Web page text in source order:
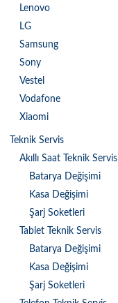
Lenovo
LG
Samsung
Sony
Vestel
Vodafone
Xiaomi
Teknik Servis
Akıllı Saat Teknik Servis
Batarya Değişimi
Kasa Değişimi
Şarj Soketleri
Tablet Teknik Servis
Batarya Değişimi
Kasa Değişimi
Şarj Soketleri